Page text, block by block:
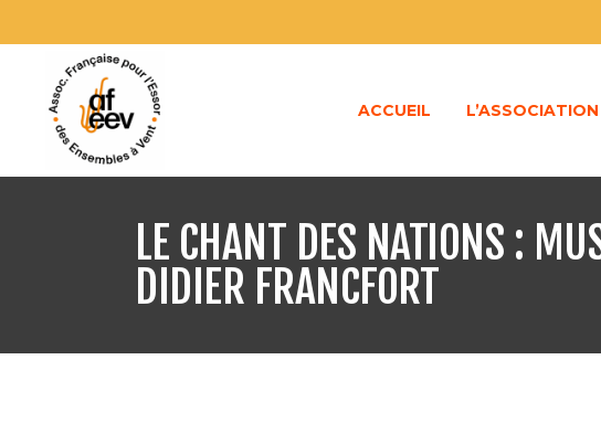
ACCUEIL L’ASSOCIATION
LE CHANT DES NATIONS :
DIDIER FRANCFORT